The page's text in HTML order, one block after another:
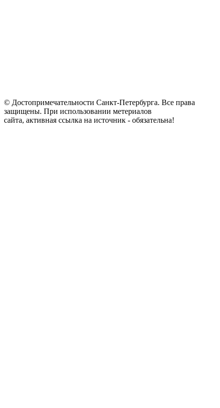
© Достопримечательности Санкт-Петербурга. Все права
защищены. При использовании метериалов
сайта, активная ссылка на источник - обязательна!